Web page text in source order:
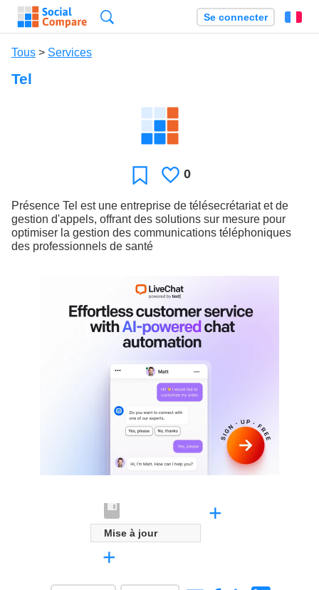
Se connecter
Tous > Services
Tel
Favori J'aime
0
Présence Tel est une entreprise de télésecrétariat et de
gestion d'appels, offrant des solutions sur mesure pour
optimiser la gestion des communications téléphoniques
des professionnels de santé
Mise à jour
+
+